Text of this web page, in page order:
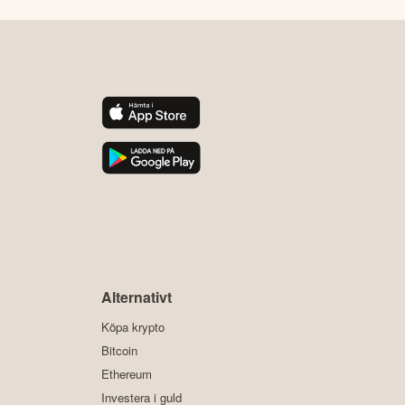
Alternativt
Köpa krypto
Bitcoin
Ethereum
Investera i guld